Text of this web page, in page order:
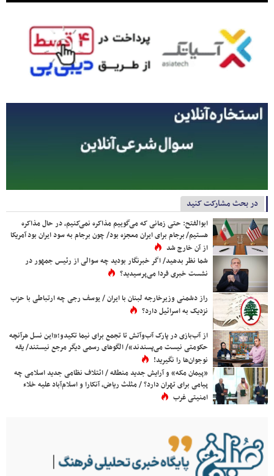
در بحث مشارکت کنید
ابوالفتح: حتی زمانی که می‌گوییم مذاکره نمی‌کنیم، در حال مذاکره
هستیم/ برجام برای ایران معجزه بود/ چون برجام به سود ایران بود آمریکا
از آن خارج شد
شما نظر بدهید/ اگر خبرنگار بودید چه سوالی از رئیس جمهور در
نشست خبری فردا می‌پرسیدید؟
راز دشمنی وزیرخارجه لبنان با ایران / یوسف رجی چه ارتباطی با حزب
نزدیک به اسرائیل دارد؟
از آب‌بازی در پارک آب‌وآتش تا تجمع برای نیما تکیدو؛«این نسل هرآنچه
حکومتی نیست می‌پسندند»/ الگوهای رسمی دیگر مرجع نیستند/ یقه
نوجوان‌ها را نگیرید!
«پیمان مکه» و آرایش جدید منطقه / ائتلاف نظامی جدید اسلامی چه
پیامی برای تهران دارد؟ / مثلث ریاض، آنکارا و اسلام‌آباد علیه خلاء
امنیتی غرب